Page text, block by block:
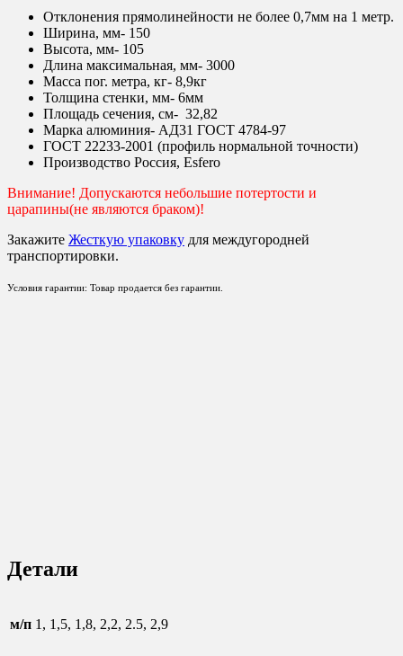
Отклонения прямолинейности не более 0,7мм на 1 метр.
Ширина, мм- 150
Высота, мм- 105
Длина максимальная, мм- 3000
Масса пог. метра, кг- 8,9кг
Толщина стенки, мм- 6мм
Площадь сечения, см- 32,82
Марка алюминия- АД31 ГОСТ 4784-97
ГОСТ 22233-2001 (профиль нормальной точности)
Производство Россия, Esfero
Внимание! Допускаются небольшие потертости и
царапины(не являются браком)!
Закажите Жесткую упаковку для междугородней
транспортировки.
Условия гарантии: Товар продается без гарантии.
Детали
м/п 1, 1,5, 1,8, 2,2, 2.5, 2,9